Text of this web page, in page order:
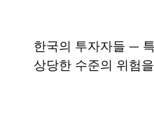
한국의 투자자들 —
상당한 수준의 위험